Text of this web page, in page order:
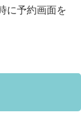
に予約画面を